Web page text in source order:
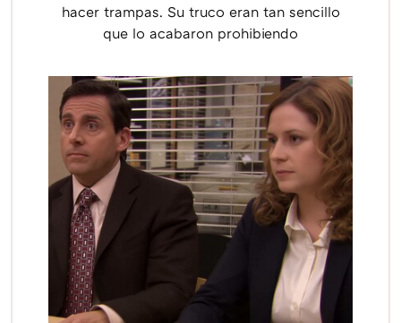
hacer trampas. Su truco eran tan sencillo
que lo acabaron prohibiendo